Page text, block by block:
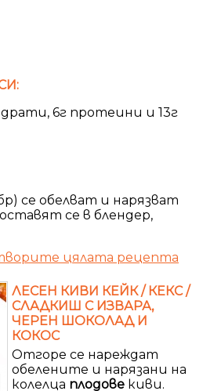
6г протеини и 13г
се обелват и нарязват
се в блендер,
цялата рецепта
ЛЕСЕН КИВИ КЕЙК / КЕКС /
СЛАДКИШ С ИЗВАРА,
ЧЕРЕН ШОКОЛАД И
КОКОС
Отгоре се нареждат
обелените и нарязани на
колелца плодове киви.